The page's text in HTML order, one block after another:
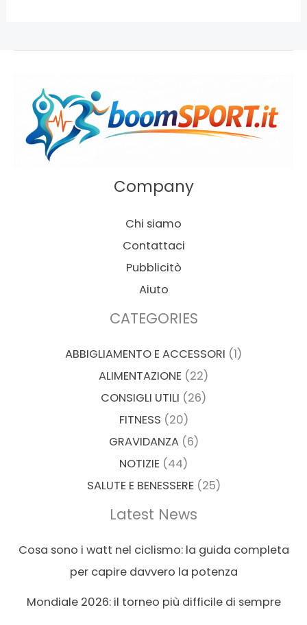
Company
Chi siamo
Contattaci
Pubblicitò
Aiuto
CATEGORIES
ABBIGLIAMENTO E ACCESSORI (1)
ALIMENTAZIONE (22)
CONSIGLI UTILI (26)
FITNESS (20)
GRAVIDANZA(6)
NOTIZIE (44)
SALUTE E BENESSERE(25)
Latest News
Cosa sono i watt nel ciclismo: la guida completa
per capire davvero la potenza
Mondiale 2026: il torneo più difficile di sempre